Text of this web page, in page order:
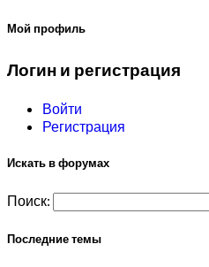
Мой профиль
Логин и регистрация
Войти
Регистрация
Искать в форумах
Поиск:
Последние темы